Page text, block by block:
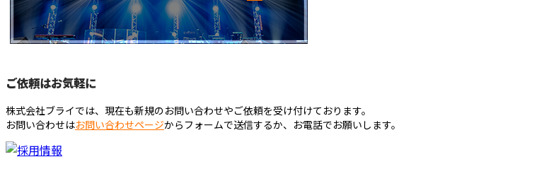
ご依頼はお気軽に
株式会社ブライでは、現在も新規のお問い合わせやご依頼を受け付けております。
お問い合わせはお問い合わせページからフォームで送信するか、お電話でお願いします。